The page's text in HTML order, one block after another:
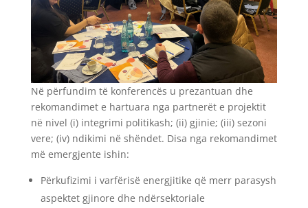
Në përfundim të konferencës u prezantuan dhe
rekomandimet e hartuara nga partnerët e projektit
në nivel (i) integrimi politikash; (ii) gjinie; (iii) sezoni
vere; (iv) ndikimi në shëndet. Disa nga rekomandimet
më emergjente ishin:
Përkufizimi i varfërisë energjitike që merr parasysh
aspektet gjinore dhe ndërsektoriale